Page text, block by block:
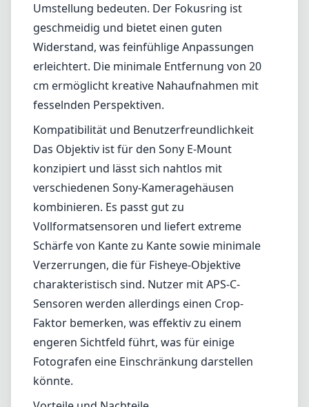
Umstellung bedeuten. Der Fokusring ist
geschmeidig und bietet einen guten
Widerstand, was feinfühlige Anpassungen
erleichtert. Die minimale Entfernung von 20
cm ermöglicht kreative Nahaufnahmen mit
fesselnden Perspektiven.
Kompatibilität und Benutzerfreundlichkeit
Das Objektiv ist für den Sony E-Mount
konzipiert und lässt sich nahtlos mit
verschiedenen Sony-Kameragehäusen
kombinieren. Es passt gut zu
Vollformatsensoren und liefert extreme
Schärfe von Kante zu Kante sowie minimale
Verzerrungen, die für Fisheye-Objektive
charakteristisch sind. Nutzer mit APS-C-
Sensoren werden allerdings einen Crop-
Faktor bemerken, was effektiv zu einem
engeren Sichtfeld führt, was für einige
Fotografen eine Einschränkung darstellen
könnte.